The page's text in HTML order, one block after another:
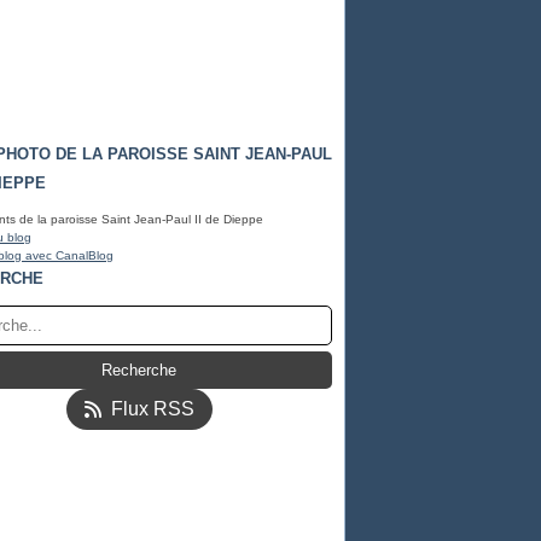
DE LA PAROISSE SAINT JEAN-PAUL
de la paroisse Saint Jean-Paul II de Dieppe
blog
avec CanalBlog
Flux RSS